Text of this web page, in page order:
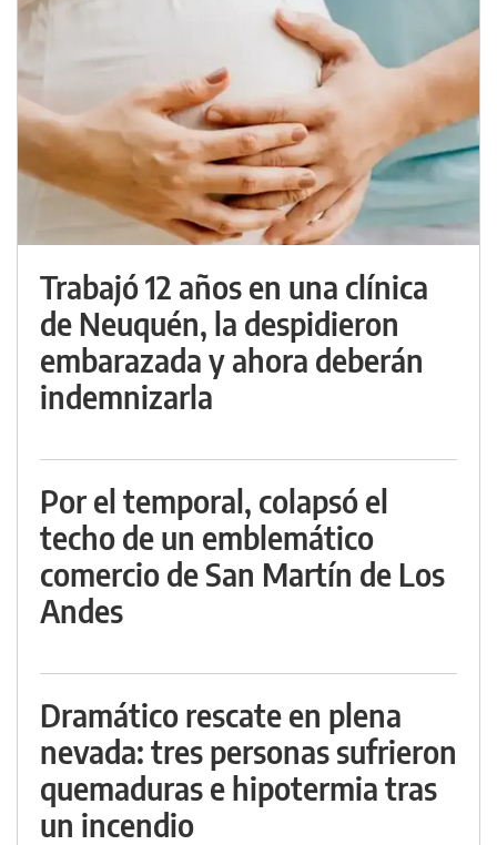
Trabajó 12 años en una clínica
de Neuquén, la despidieron
embarazada y ahora deberán
indemnizarla
Por el temporal, colapsó el
techo de un emblemático
comercio de San Martín de Los
Andes
Dramático rescate en plena
nevada: tres personas sufrieron
quemaduras e hipotermia tras
un incendio